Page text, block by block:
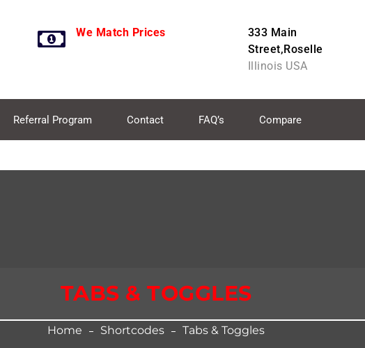
We Match Prices
333 Main
Street,Roselle
Illinois USA
Referral Program Contact FAQ’s Compare
TABS & TOGGLES
Home Shortcodes Tabs & Toggles